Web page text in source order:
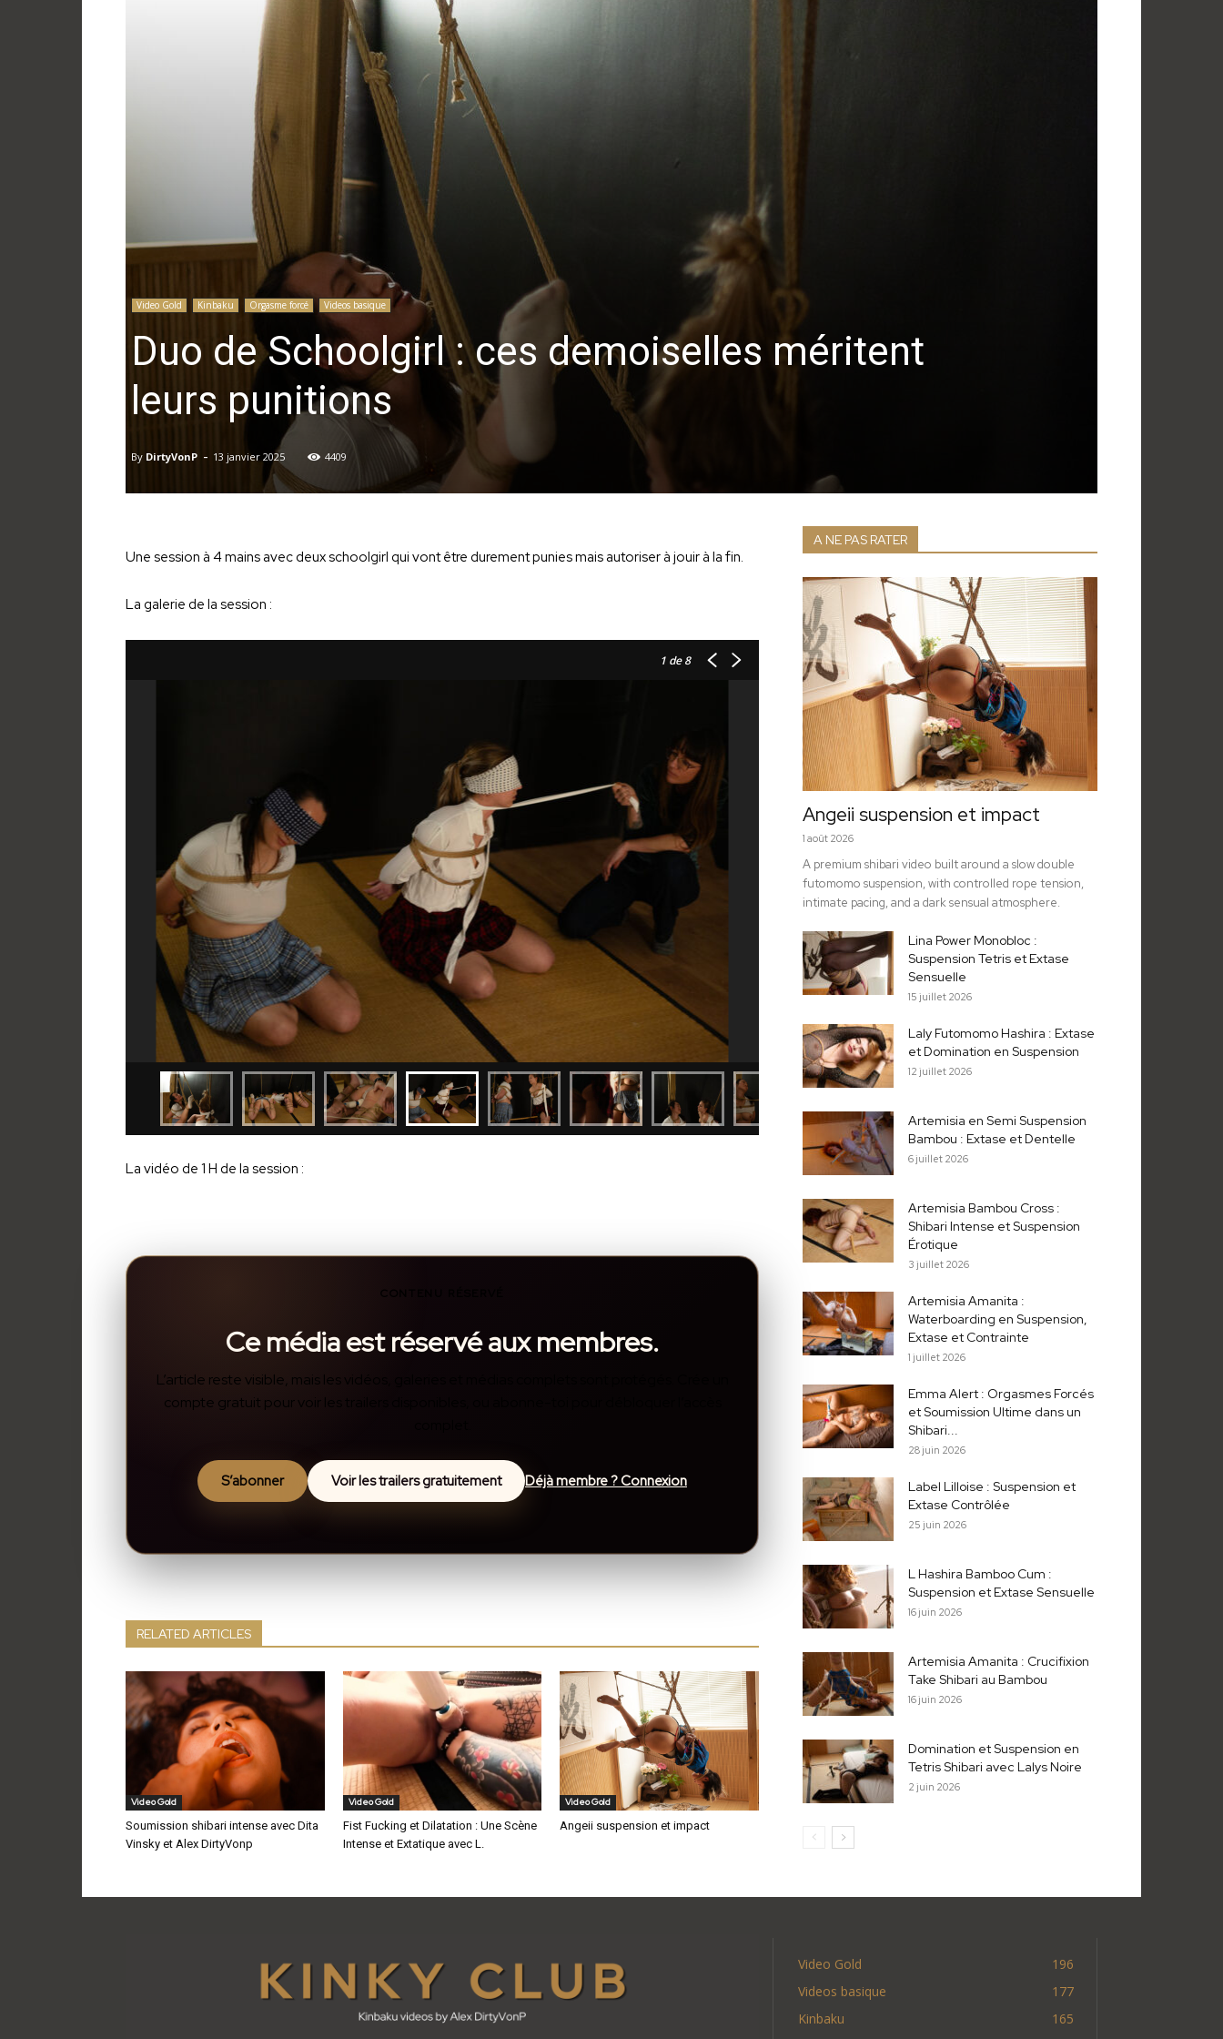
Video Gold Kinbaku Orgasme forcé Videos basique
Duo de Schoolgirl : ces demoiselles méritent
leurs punitions
By DirtyVonP - 13 janvier 2025 4409
Une session à 4 mains avec deux schoolgirl qui vont être durement punies mais autoriser à jouir à la fin.
La galerie de la session :
1 de 8
La vidéo de 1 H de la session :
CONTENU RÉSERVÉ
Ce média est réservé aux membres.
L’article reste visible, mais les vidéos, galeries et médias complets sont protégés. Crée un
compte gratuit pour voir les trailers disponibles, ou abonne-toi pour débloquer l’accès
S’abonner Voir les trailers gratuitement Déjà membre ? Connexion
RELATED ARTICLES
Video Gold
Soumission shibari intense avec Dita
Vinsky et Alex DirtyVonp
Video Gold
Fist Fucking et Dilatation : Une Scène
Intense et Extatique avec L.
Video Gold
Angeii suspension et impact
A NE PAS RATER
Angeii suspension et impact
1 août 2026
A premium shibari video built around a slow double
futomomo suspension, with controlled rope tension,
intimate pacing, and a dark sensual atmosphere.
Lina Power Monobloc :
Suspension Tetris et Extase
Sensuelle
15 juillet 2026
Laly Futomomo Hashira : Extase
et Domination en Suspension
12 juillet 2026
Artemisia en Semi Suspension
Bambou : Extase et Dentelle
6 juillet 2026
Artemisia Bambou Cross :
Shibari Intense et Suspension
Érotique
3 juillet 2026
Artemisia Amanita :
Waterboarding en Suspension,
Extase et Contrainte
1 juillet 2026
Emma Alert : Orgasmes Forcés
et Soumission Ultime dans un
Shibari...
28 juin 2026
Label Lilloise : Suspension et
Extase Contrôlée
25 juin 2026
L Hashira Bamboo Cum :
Suspension et Extase Sensuelle
16 juin 2026
Artemisia Amanita : Crucifixion
Take Shibari au Bambou
16 juin 2026
Domination et Suspension en
Tetris Shibari avec Lalys Noire
2 juin 2026
Video Gold
196
Videos basique
177
Kinbaku
165